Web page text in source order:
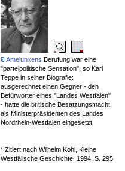
Amelunxens Berufung war eine
"parteipolitische Sensation", so Karl
Teppe in seiner Biografie:
ausgerechnet einen Gegner - den
Befürworter eines "Landes Westfalen"
- hatte die britische Besatzungsmacht
als Ministerpräsidenten des Landes
Nordrhein-Westfalen eingesetzt.
* Zitiert nach Wilhelm Kohl, Kleine
Westfälische Geschichte, 1994, S. 295